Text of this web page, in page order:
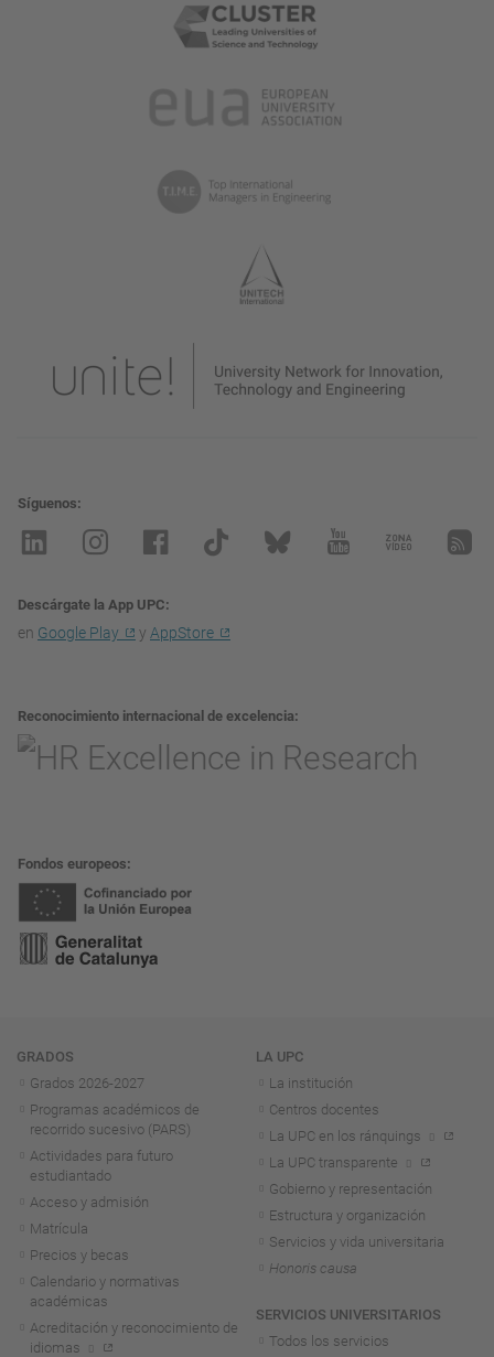
Síguenos
Descárgate la App UPC
en Google Play y AppStore
Reconocimiento internacional de excelencia
Fondos europeos
Navegación
GRADOS
Grados 2026-2027
Programas académicos de
recorrido sucesivo (PARS)
Actividades para futuro
estudiantado
Acceso y admisión
Matrícula
Precios y becas
Calendario y normativas
académicas
Acreditación y reconocimiento de
idiomas
LA UPC
La institución
Centros docentes
La UPC en los ránquings
La UPC transparente
Gobierno y representación
Estructura y organización
Servicios y vida universitaria
Honoris causa
SERVICIOS UNIVERSITARIOS
Todos los servicios